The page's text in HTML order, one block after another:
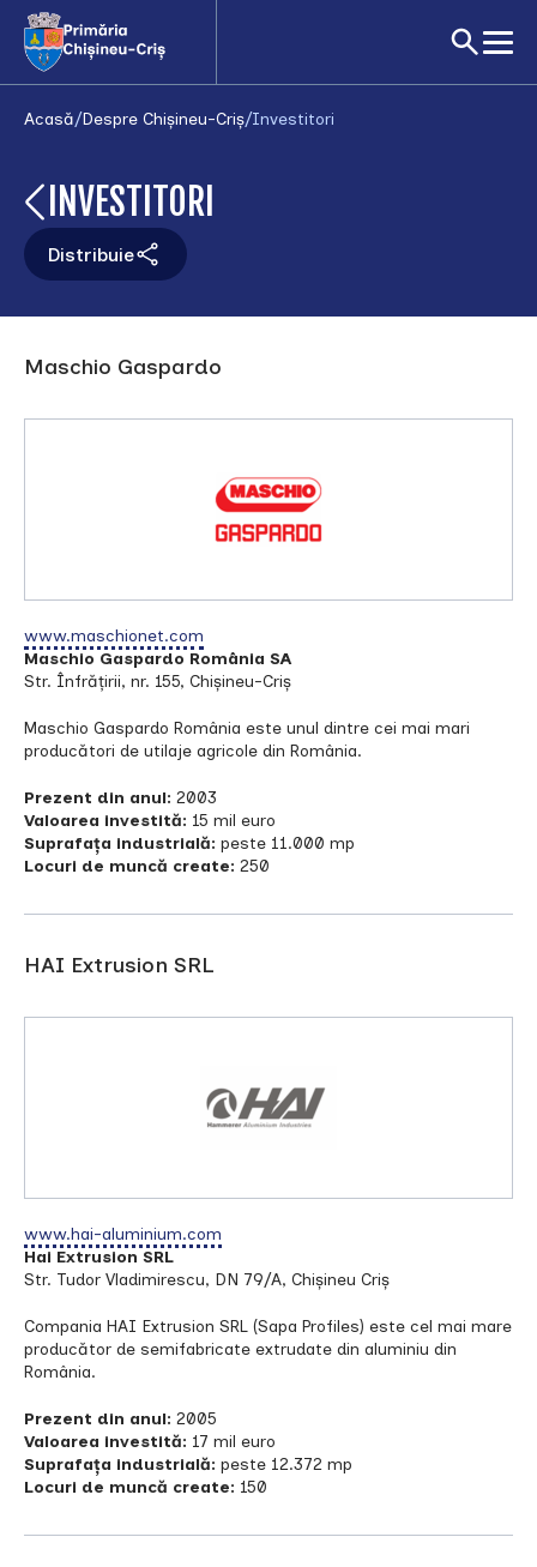
Acasă/Despre Chișineu-Criș/Investitori
INVESTITORI
Distribuie
Maschio Gaspardo
www.maschionet.com
Maschio Gaspardo România SA
Str. Înfrățirii, nr. 155, Chișineu-Criș
Maschio Gaspardo România este unul dintre cei mai mari
producători de utilaje agricole din România.
Prezent din anul: 2003
Valoarea investită: 15 mil euro
Suprafața industrială: peste 11.000 mp
Locuri de muncă create: 250
HAI Extrusion SRL
www.hai-aluminium.com
Hai Extrusion SRL
Str. Tudor Vladimirescu, DN 79/A, Chișineu Criș
Compania HAI Extrusion SRL (Sapa Profiles) este cel mai mare
producător de semifabricate extrudate din aluminiu din
România.
Prezent din anul: 2005
Valoarea investită: 17 mil euro
Suprafața industrială: peste 12.372 mp
Locuri de muncă create: 150